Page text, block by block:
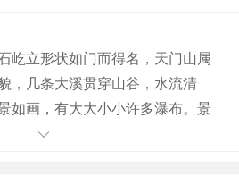
屹立形状如门而得名，天门山属
，几条大溪贯穿山谷，水流清
如画，有大大小小许多瀑布。景
高海拔８２８米。